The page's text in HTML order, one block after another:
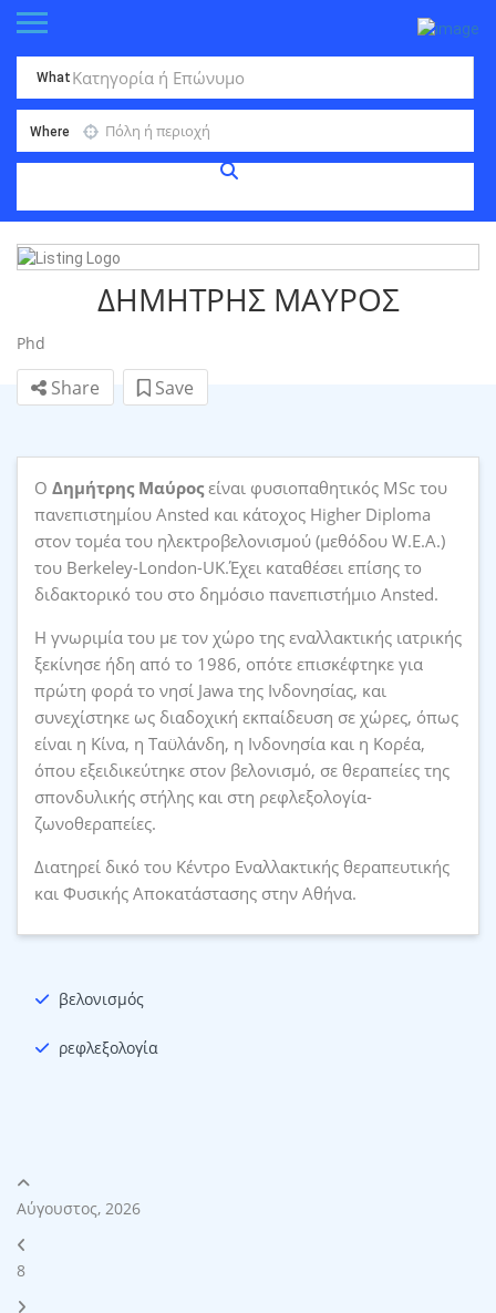
What
Where
ΔΗΜΗΤΡΗΣ ΜΑΥΡΟΣ
Phd
Share Save
Ο Δημήτρης Μαύρος είναι φυσιοπαθητικός MSc του
πανεπιστημίου Ansted και κάτοχος Higher Diploma
στον τομέα του ηλεκτροβελονισμού (μεθόδου W.E.A.)
του Berkeley-London-UK.Έχει καταθέσει επίσης το
διδακτορικό του στο δημόσιο πανεπιστήμιο Ansted.
Η γνωριμία του με τον χώρο της εναλλακτικής ιατρικής
ξεκίνησε ήδη από το 1986, οπότε επισκέφτηκε για
πρώτη φορά το νησί Jawa της Ινδονησίας, και
συνεχίστηκε ως διαδοχική εκπαίδευση σε χώρες, όπως
είναι η Κίνα, η Ταϋλάνδη, η Ινδονησία και η Κορέα,
όπου εξειδικεύτηκε στον βελονισμό, σε θεραπείες της
σπονδυλικής στήλης και στη ρεφλεξολογία-
ζωνοθεραπείες.
Διατηρεί δικό του Κέντρο Εναλλακτικής θεραπευτικής
και Φυσικής Αποκατάστασης στην Αθήνα.
βελονισμός
ρεφλεξολογία
Αύγουστος, 2026
8